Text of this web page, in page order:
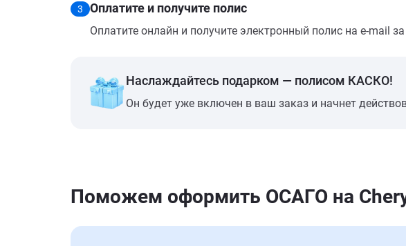
3 Оплатите и получите полис
Оплатите онлайн и получите электронный полис на e-mail
Наслаждайтесь подарком — полисом КАСКО!
Он будет уже включен в ваш заказ и начнет
Поможем оформить ОСАГО на